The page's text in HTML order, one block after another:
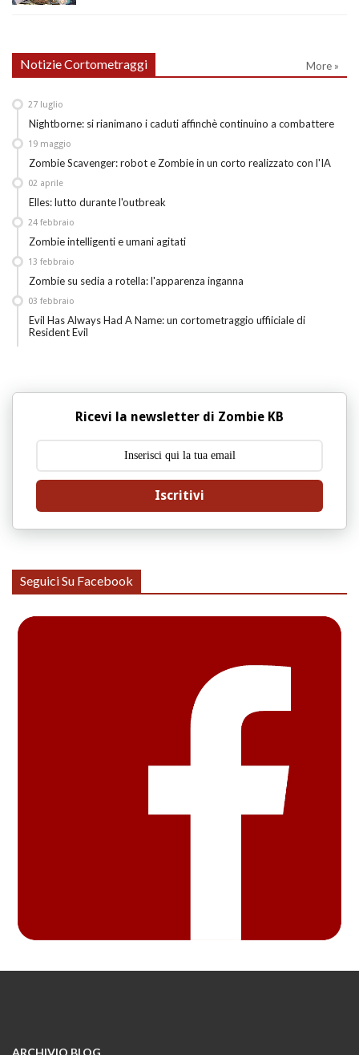
Notizie Cortometraggi More »
Nightborne: si rianimano i caduti affinchè continuino a combattere
27 luglio
Zombie Scavenger: robot e Zombie in un corto realizzato con l'IA
19 maggio
Elles: lutto durante l'outbreak
02 aprile
Zombie intelligenti e umani agitati
24 febbraio
Zombie su sedia a rotella: l'apparenza inganna
13 febbraio
Evil Has Always Had A Name: un cortometraggio uffiiciale di
Resident Evil
03 febbraio
Ricevi la newsletter di Zombie KB
Iscritivi
Seguici Su Facebook
ARCHIVIO BLOG